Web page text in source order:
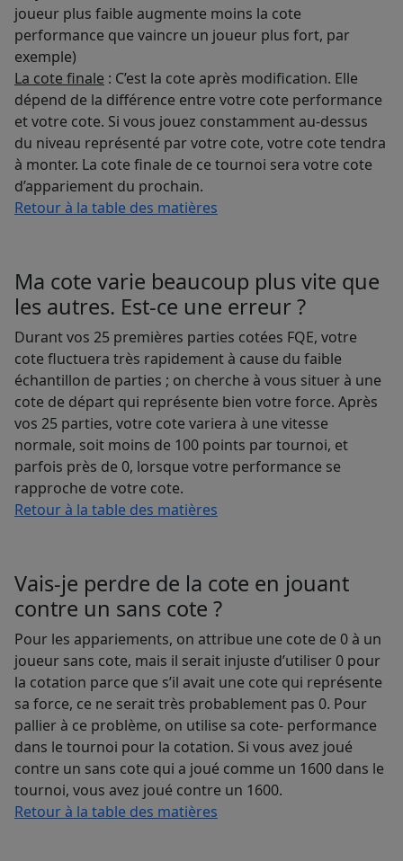
joueur plus faible augmente moins la cote
performance que vaincre un joueur plus fort, par
exemple)
La cote finale : C’est la cote après modification. Elle
dépend de la différence entre votre cote performance
et votre cote. Si vous jouez constamment au-dessus
du niveau représenté par votre cote, votre cote tendra
à monter. La cote finale de ce tournoi sera votre cote
d’appariement du prochain.
Retour à la table des matières
Ma cote varie beaucoup plus vite que
les autres. Est-ce une erreur ?
Durant vos 25 premières parties cotées FQE, votre
cote fluctuera très rapidement à cause du faible
échantillon de parties ; on cherche à vous situer à une
cote de départ qui représente bien votre force. Après
vos 25 parties, votre cote variera à une vitesse
normale, soit moins de 100 points par tournoi, et
parfois près de 0, lorsque votre performance se
rapproche de votre cote.
Retour à la table des matières
Vais-je perdre de la cote en jouant
contre un sans cote ?
Pour les appariements, on attribue une cote de 0 à un
joueur sans cote, mais il serait injuste d’utiliser 0 pour
la cotation parce que s’il avait une cote qui représente
sa force, ce ne serait très probablement pas 0. Pour
pallier à ce problème, on utilise sa cote- performance
dans le tournoi pour la cotation. Si vous avez joué
contre un sans cote qui a joué comme un 1600 dans le
tournoi, vous avez joué contre un 1600.
Retour à la table des matières